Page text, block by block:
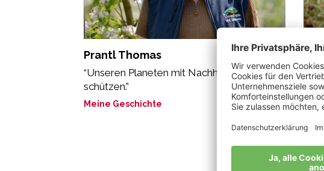
Prantl Thomas
“Unseren Planeten mit Nachhaltigkeit
schützen.”
Meine Geschichte